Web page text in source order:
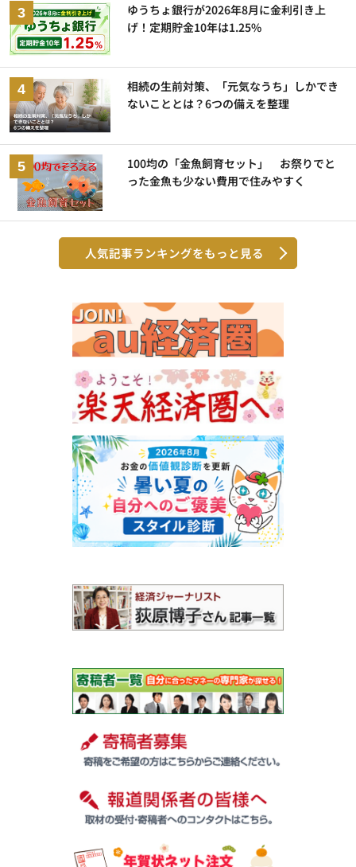
ゆうちょ銀行が2026年8月に金利引き上
げ！定期貯金10年は1.25%
相続の生前対策、「元気なうち」しかでき
ないこととは？6つの備えを整理
100均の「金魚飼育セット」 お祭りでと
った金魚も少ない費用で住みやすく
人気記事ランキングをもっと見る